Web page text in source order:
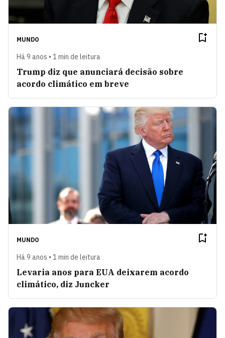
MUNDO
Há 9 anos • 1 min de leitura
Trump diz que anunciará decisão sobre
acordo climático em breve
MUNDO
Há 9 anos • 1 min de leitura
Levaria anos para EUA deixarem acordo
climático, diz Juncker